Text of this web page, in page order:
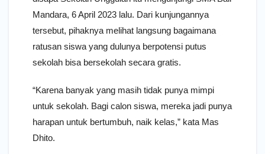
Mandara, 6 April 2023 lalu. Dari kunjungannya
tersebut, pihaknya melihat langsung bagaimana
ratusan siswa yang dulunya berpotensi putus
sekolah bisa bersekolah secara gratis.
“Karena banyak yang masih tidak punya mimpi
untuk sekolah. Bagi calon siswa, mereka jadi punya
harapan untuk bertumbuh, naik kelas,” kata Mas
Dhito.